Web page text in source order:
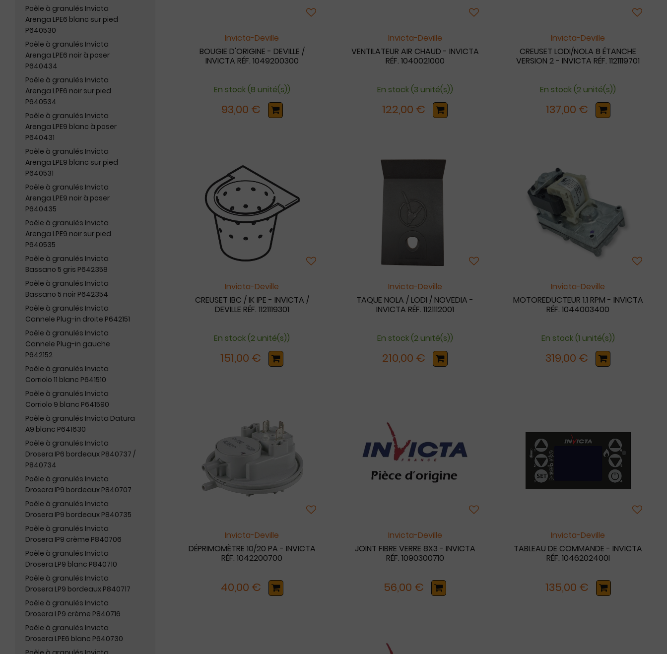
Poêle à granulés Invicta
Arenga LPE6 blanc sur pied
P640530
Poêle à granulés Invicta
Arenga LPE6 noir à poser
P640434
Poêle à granulés Invicta
Arenga LPE6 noir sur pied
P640534
Poêle à granulés Invicta
Arenga LPE9 blanc à poser
P640431
Poêle à granulés Invicta
Arenga LPE9 blanc sur pied
P640531
Poêle à granulés Invicta
Arenga LPE9 noir à poser
P640435
Poêle à granulés Invicta
Arenga LPE9 noir sur pied
P640535
Poêle à granulés Invicta
Bassano 5 gris P642358
Poêle à granulés Invicta
Bassano 5 noir P642354
Poêle à granulés Invicta
Cannele Plug-in droite P642151
Poêle à granulés Invicta
Cannele Plug-in gauche
P642152
Poêle à granulés Invicta
Corriolo 11 blanc P641510
Poêle à granulés Invicta
Corriolo 9 blanc P641590
Poêle à granulés Invicta Datura
A9 blanc P641630
Poêle à granulés Invicta
Drosera IP6 bordeaux P840737 /
P840734
Poêle à granulés Invicta
Drosera IP9 bordeaux P840707
Poêle à granulés Invicta
Drosera IP9 bordeaux P840735
Poêle à granulés Invicta
Drosera IP9 crème P840706
Poêle à granulés Invicta
Drosera LP9 blanc P840710
Poêle à granulés Invicta
Drosera LP9 bordeaux P840717
Poêle à granulés Invicta
Drosera LP9 crème P840716
Poêle à granulés Invicta
Drosera LPE6 blanc P640730
Invicta-Deville
BOUGIE D'ORIGINE - DEVILLE /
INVICTA RÉF. 1049200300
En stock (8 unité(s))
93,00 €
Invicta-Deville
VENTILATEUR AIR CHAUD - INVICTA
RÉF. 1040021000
En stock (3 unité(s))
122,00 €
Invicta-Deville
CREUSET LODI/NOLA 8 ÉTANCHE
VERSION 2 - INVICTA RÉF. 1121119701
En stock (2 unité(s))
137,00 €
Invicta-Deville
CREUSET IBC / IK IPE - INVICTA /
DEVILLE RÉF. 1121119301
En stock (2 unité(s))
151,00 €
Invicta-Deville
TAQUE NOLA / LODI / NOVEDIA -
INVICTA RÉF. 1121112001
En stock (2 unité(s))
210,00 €
Invicta-Deville
MOTOREDUCTEUR 1.1 RPM - INVICTA
RÉF. 1044003400
En stock (1 unité(s))
319,00 €
Invicta-Deville
DÉPRIMOMÈTRE 10/20 PA - INVICTA
RÉF. 1042200700
40,00 €
Invicta-Deville
JOINT FIBRE VERRE 8X3 - INVICTA
RÉF. 1090300710
56,00 €
Invicta-Deville
TABLEAU DE COMMANDE - INVICTA
RÉF. 1046202400I
135,00 €